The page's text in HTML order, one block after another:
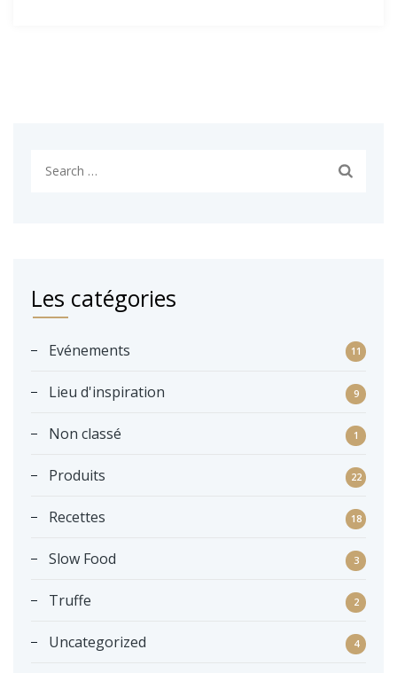
o
r
Les catégories
Evénements 11
Lieu d'inspiration 9
Non classé 1
Produits 22
Recettes 18
Slow Food 3
Truffe 2
Uncategorized 4